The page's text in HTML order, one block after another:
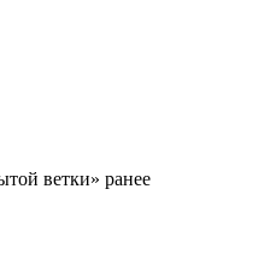
ветки» ранее